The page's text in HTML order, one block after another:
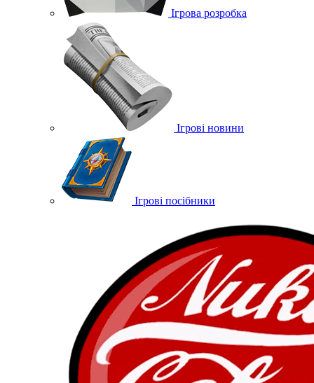
Ігрова розробка
Ігрові новини
Ігрові посібники